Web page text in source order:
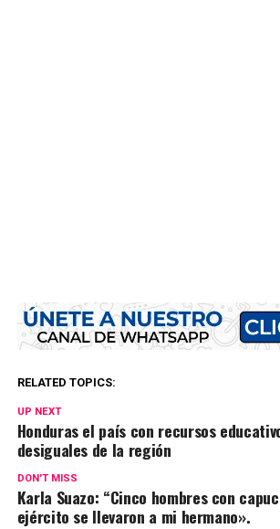
RELATED TOPICS:
UP NEXT
Honduras el país con recursos
desiguales de la región
DON'T MISS
Karla Suazo: “Cinco hombres con
ejército se llevaron a mi hermano».